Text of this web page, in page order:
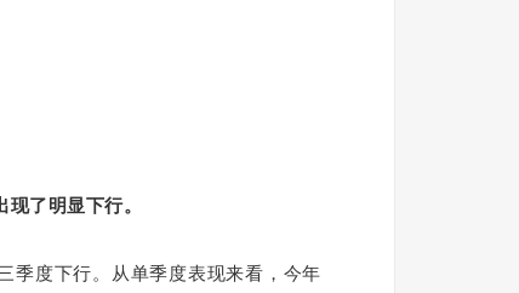
了明显下行。
季度下行。从单季度表现来看，今年